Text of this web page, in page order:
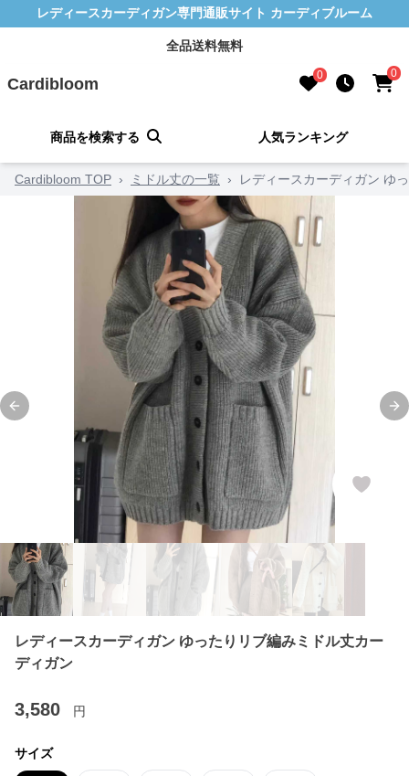
レディースカーディガン専門通販サイト カーディブルーム
全品送料無料
Cardibloom 0 0
商品を検索する 人気ランキング
Cardibloom TOP › ミドル丈の一覧 › レディースカーディガン ゆ
Previous slide
レディースカーディガン ゆったりリブ編みミドル丈カー
ディガン
3,580 円
サイズ